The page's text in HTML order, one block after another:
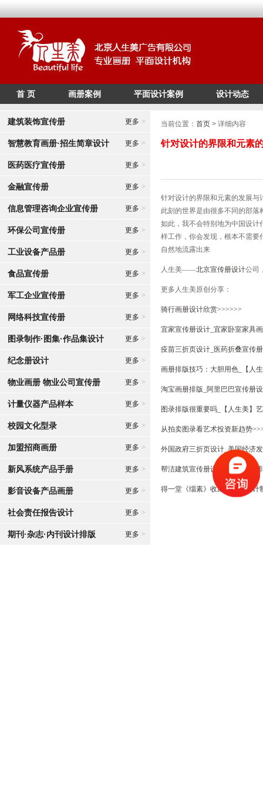
/* */
首 页 画册案例 平面设计案例 设计动态
建筑装饰宣传册 更多 >
智慧教育画册·招生简章设计 更多 >
医药医疗宣传册 更多 >
金融宣传册 更多 >
信息管理咨询企业宣传册 更多 >
环保公司宣传册 更多 >
工业设备产品册 更多 >
食品宣传册 更多 >
军工企业宣传册 更多 >
网络科技宣传册 更多 >
图录制作·图集·作品集设计 更多 >
纪念册设计 更多 >
物业画册 物业公司宣传册 更多 >
计量仪器产品样本 更多 >
校园文化型录 更多 >
加盟招商画册 更多 >
新风系统产品手册 更多 >
影音设备产品画册 更多 >
社会责任报告设计 更多 >
期刊·杂志·内刊设计排版 更多 >
当前位置： 首页 > 详细内容
针对设计的界限和元素
针对设计的界限和元素的发展与
此刻的世界是由很多不同的部
如此，我不会特别地为中国设计
样工作，你会发现，根本不需要
自然地流露出来
人生美——北京宣传册设计公司
更多人生美原创分享：
骑行画册设计欣赏>>>>>>
宜家宣传册设计_宜家卧室家具
疫苗三折页设计_医药折叠宣传
画册排版技巧：大胆用色_【人
淘宝画册排版_阿里巴巴宣传册
图录排版很重要吗_【人生美】
从拍卖图录看艺术投资新趋势
外国政府三折页设计_美国经济
帮洁建筑宣传册设计_建材画册
得一堂《缁素》收藏品图录设计